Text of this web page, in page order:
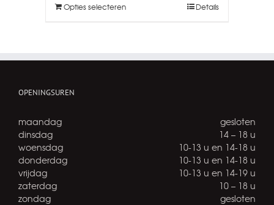
Opties selecteren Details
OPENINGSUREN
maandag
gesloten
dinsdag
14 – 18 u
woensdag
10-13 u en 14-18 u
donderdag
10-13 u en 14-18 u
vrijdag
10-13 u en 14-19 u
zaterdag
10 – 18 u
zondag
gesloten